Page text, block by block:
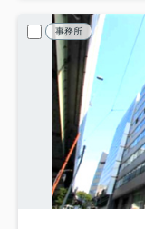
事務所